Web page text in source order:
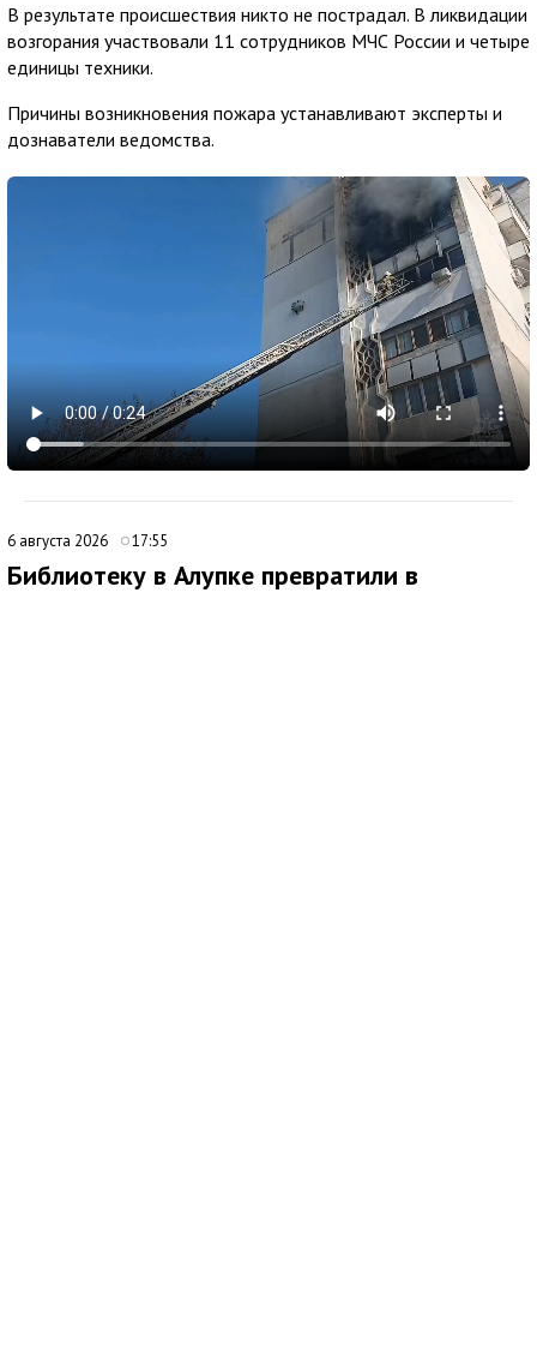
В результате происшествия никто не пострадал. В ликвидации
возгорания участвовали 11 сотрудников МЧС России и четыре
единицы техники.
Причины возникновения пожара устанавливают эксперты и
дознаватели ведомства.
6 августа 2026 17:55
Библиотеку в Алупке превратили в